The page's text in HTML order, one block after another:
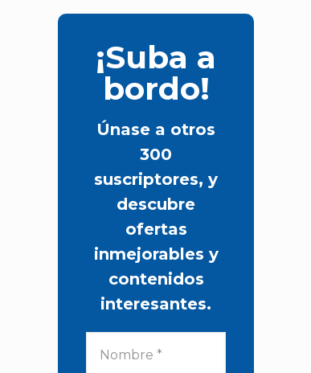
¡Suba a
bordo!
Únase a otros
300
suscriptores, y
descubre
ofertas
inmejorables y
contenidos
interesantes.